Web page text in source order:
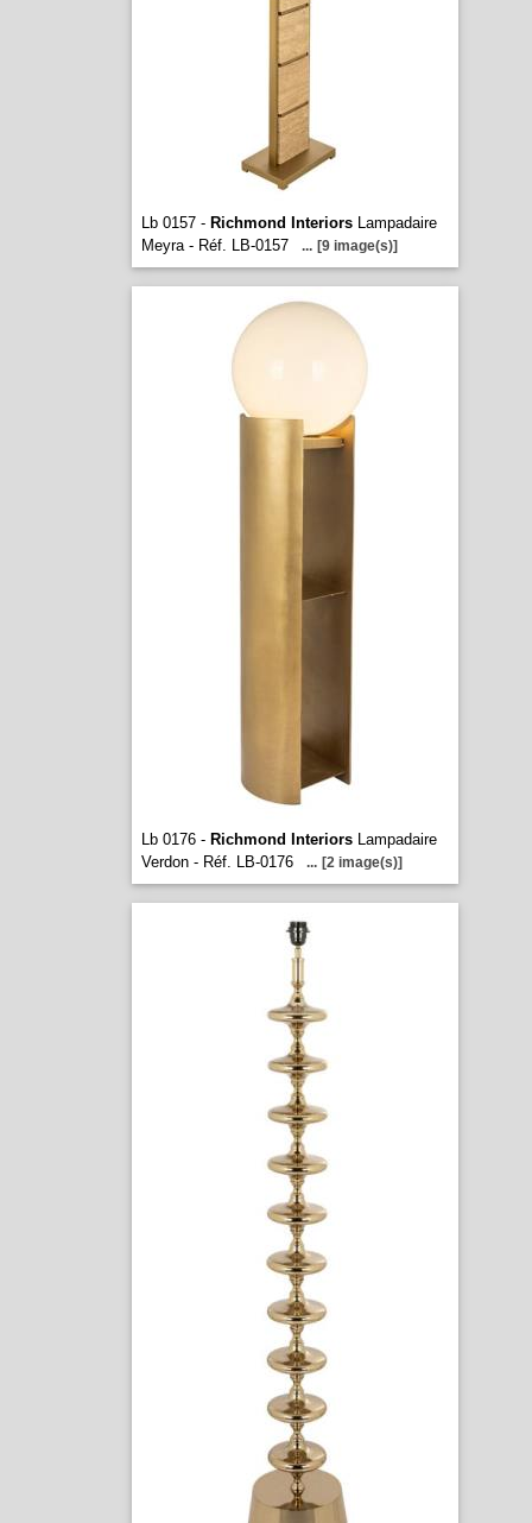
Lb 0157 - Richmond InteriorsLampadaire
Meyra - Réf. LB-0157
... [9 image(s)]
Lb 0176 - Richmond InteriorsLampadaire
Verdon - Réf. LB-0176
... [2 image(s)]